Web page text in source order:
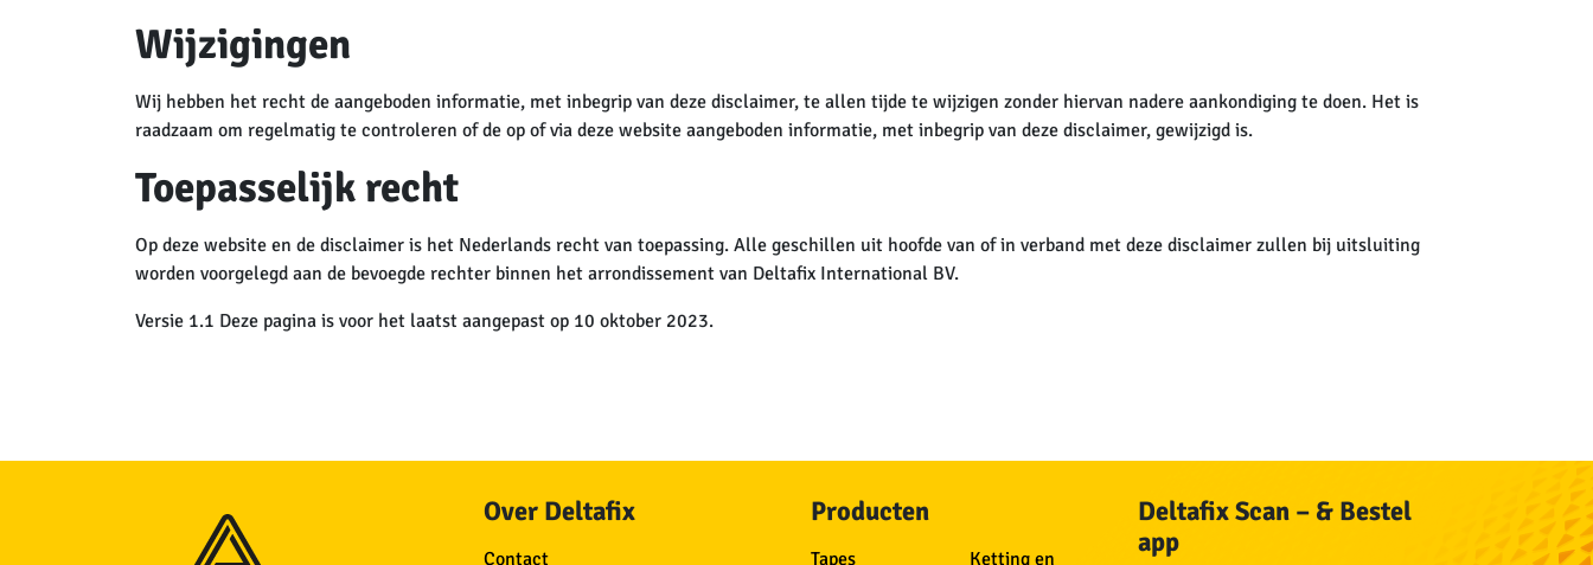
Wijzigingen
Wij hebben het recht de aangeboden informatie, met inbegrip van deze disclaimer, te allen tijde te wijzigen zonder hiervan nadere aankondiging te doen. Het is
raadzaam om regelmatig te controleren of de op of via deze website aangeboden informatie, met inbegrip van deze disclaimer, gewijzigd is.
Toepasselijk recht
Op deze website en de disclaimer is het Nederlands recht van toepassing. Alle geschillen uit hoofde van of in verband met deze disclaimer zullen bij uitsluiting
worden voorgelegd aan de bevoegde rechter binnen het arrondissement van Deltafix International BV.
Versie 1.1 Deze pagina is voor het laatst aangepast op 10 oktober 2023.
Over Deltafix
Contact
Producten
Tapes Ketting en
Deltafix Scan – & Bestel
app